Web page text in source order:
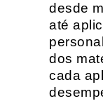
desde
até
dos
cada